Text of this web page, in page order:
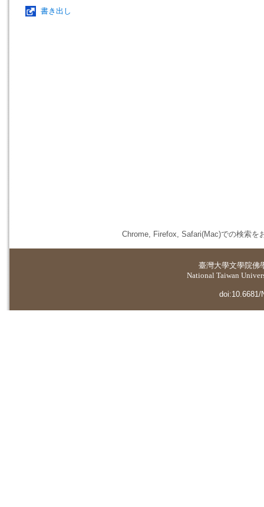
書き出し
Chrome, Firefox, Safari(Mac)での検索を
臺灣大學文學院佛
National Taiwan
doi:10.6681/